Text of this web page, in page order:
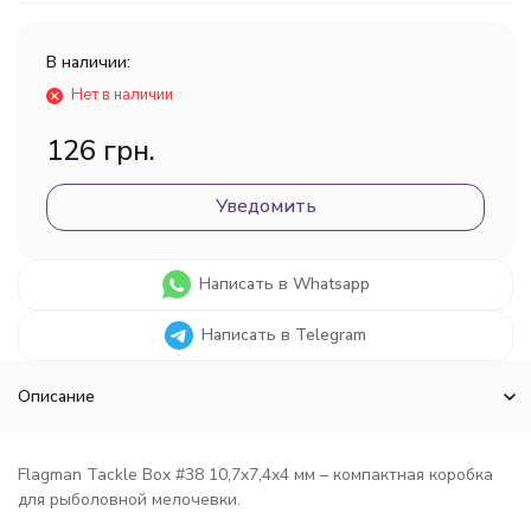
В наличии:
Нет в наличии
126 грн.
Уведомить
Написать в Whatsapp
Написать в Telegram
Описание
Flagman Tackle Box #38 10,7x7,4x4 мм – компактная коробка
для рыболовной мелочевки.